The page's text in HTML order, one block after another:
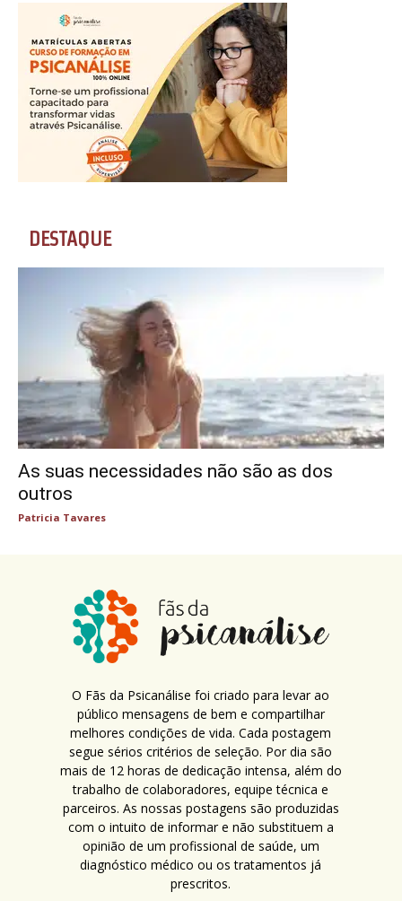
DESTAQUE
As suas necessidades não são as dos
outros
Patricia Tavares
O Fãs da Psicanálise foi criado para levar ao
público mensagens de bem e compartilhar
melhores condições de vida. Cada postagem
segue sérios critérios de seleção. Por dia são
mais de 12 horas de dedicação intensa, além do
trabalho de colaboradores, equipe técnica e
parceiros. As nossas postagens são produzidas
com o intuito de informar e não substituem a
opinião de um profissional de saúde, um
diagnóstico médico ou os tratamentos já
prescritos.